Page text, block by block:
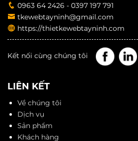
0963 64 2426 - 0397 197 791
tkewebtayninh@gmail.com
https://thietkewebtayninh.com
Kết nối cùng chúng tôi
LIÊN KẾT
Về chúng tôi
Dịch vụ
Sản phẩm
Khách hàng